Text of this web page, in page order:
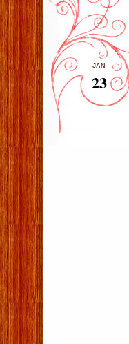
JAN
23